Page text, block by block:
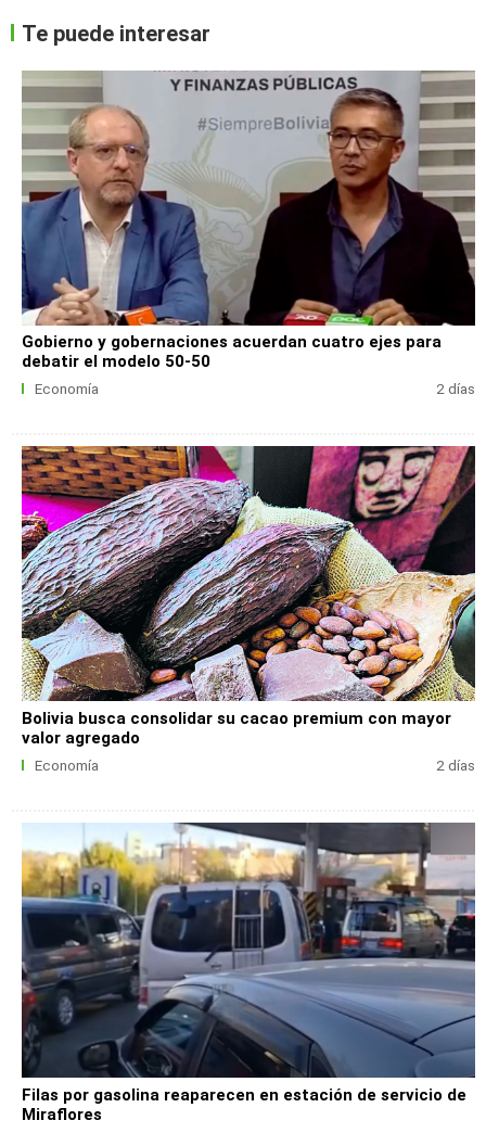
Te puede interesar
Gobierno y gobernaciones acuerdan cuatro ejes para
debatir el modelo 50-50
Economía 2 días
Bolivia busca consolidar su cacao premium con mayor
valor agregado
Economía 2 días
Filas por gasolina reaparecen en estación de servicio de
Miraflores